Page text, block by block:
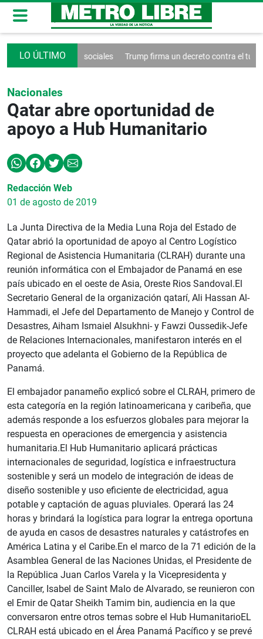
de las redes sociales Trump firma un decreto contra el turismo
Nacionales
Qatar abre oportunidad de
apoyo a Hub Humanitario
Redacción Web
01 de agosto de 2019
La Junta Directiva de la Media Luna Roja del Estado de
Qatar abrió la oportunidad de apoyo al Centro Logístico
Regional de Asistencia Humanitaria (CLRAH) durante una
reunión informática con el Embajador de Panamá en ese
país ubicado en el oeste de Asia, Oreste Rios Sandoval.El
Secretario General de la organización qatarí, Ali Hassan Al-
Hammadi, el Jefe del Departamento de Manejo y Control de
Desastres, Aiham Ismaiel Alsukhni- y Fawzi Oussedik-Jefe
de Relaciones Internacionales, manifestaron interés en el
proyecto que adelanta el Gobierno de la República de
Panamá.
El embajador panameño explicó sobre el CLRAH, primero de
esta categoría en la región latinoamericana y caribeña, que
además responde a los esfuerzos globales para mejorar la
respuesta en operaciones de emergencia y asistencia
humanitaria.El Hub Humanitario aplicará prácticas
internacionales de seguridad, logística e infraestructura
sostenible y será un modelo de integración de ideas de
diseño sostenible y uso eficiente de electricidad, agua
potable y captación de aguas pluviales. Operará las 24
horas y brindará la logística para lograr la entrega oportuna
de ayuda en casos de desastres naturales y catástrofes en
América Latina y el Caribe.En el marco de la 71 edición de la
Asamblea General de las Naciones Unidas, el Presidente de
la República Juan Carlos Varela y la Vicepresidenta y
Canciller, Isabel de Saint Malo de Alvarado, se reunieron con
el Emir de Qatar Sheikh Tamim bin, audiencia en la que
conversaron entre otros temas sobre el Hub HumanitarioEL
CLRAH está ubicado en el Área Panamá Pacífico y se prevé